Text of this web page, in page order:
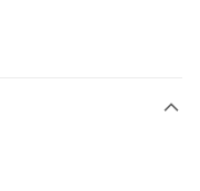
。
。
跳轉至「AFTEE先享後付」
的連結，可透過四大超商／